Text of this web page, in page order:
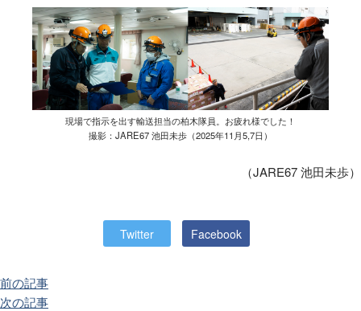
現場で指示を出す輸送担当の柏木隊員。お疲れ様でした！
撮影：JARE67 池田未歩（2025年11月5,7日）
（JARE67 池田未歩）
Twitter Facebook
前の記事
次の記事